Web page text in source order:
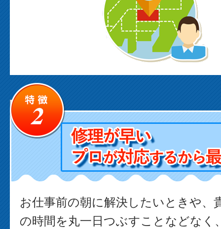
お仕事前の朝に解決したいときや、
の時間を丸一日つぶすことなどなく